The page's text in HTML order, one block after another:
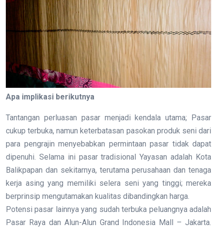
Apa implikasi berikutnya
Tantangan perluasan pasar menjadi kendala utama; Pasar
cukup terbuka, namun keterbatasan pasokan produk seni dari
para pengrajin menyebabkan permintaan pasar tidak dapat
dipenuhi. Selama ini pasar tradisional Yayasan adalah Kota
Balikpapan dan sekitarnya, terutama perusahaan dan tenaga
kerja asing yang memiliki selera seni yang tinggi; mereka
berprinsip mengutamakan kualitas dibandingkan harga.
Potensi pasar lainnya yang sudah terbuka peluangnya adalah
Pasar Raya dan Alun-Alun Grand Indonesia Mall – Jakarta.